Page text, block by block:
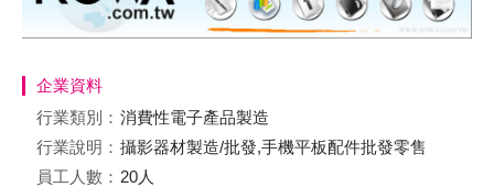
企業資料
行業類別： 消費性電子產品製造
行業說明： 攝影器材製造/批發,手機平板配件批發零售
員工人數： 20人